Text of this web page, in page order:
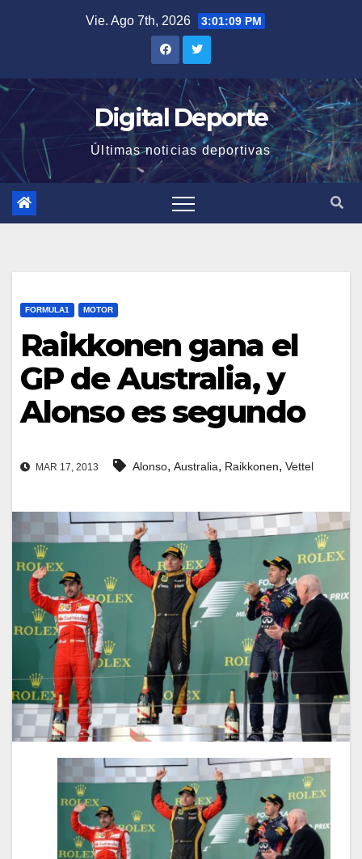
Vie. Ago 7th, 2026 3:01:09 PM
Digital Deporte
Últimas noticias deportivas
FORMULA1 MOTOR
Raikkonen gana el
GP de Australia, y
Alonso es segundo
MAR 17, 2013 Alonso, Australia, Raikkonen, Vettel